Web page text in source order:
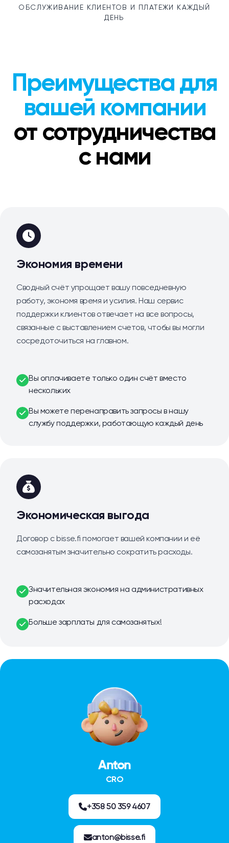
ОБСЛУЖИВАНИЕ КЛИЕНТОВ И ПЛАТЕЖИ КАЖДЫЙ
ДЕНЬ
Преимущества для
вашей компании
от сотрудничества
с нами
Экономия времени
Сводный счёт упрощает вашу повседневную
работу, экономя время и усилия. Наш сервис
поддержки клиентов отвечает на все вопросы,
связанные с выставлением счетов, чтобы вы могли
сосредоточиться на главном.
Вы оплачиваете только один счёт вместо
нескольких
Вы можете перенаправить запросы в нашу
службу поддержки, работающую каждый день
Экономическая выгода
Договор с bisse.fi помогает вашей компании и её
самозанятым значительно сократить расходы.
Значительная экономия на административных
расходах
Больше зарплаты для самозанятых!
Anton
CRO
+358 50 359 4607
anton@bisse.fi